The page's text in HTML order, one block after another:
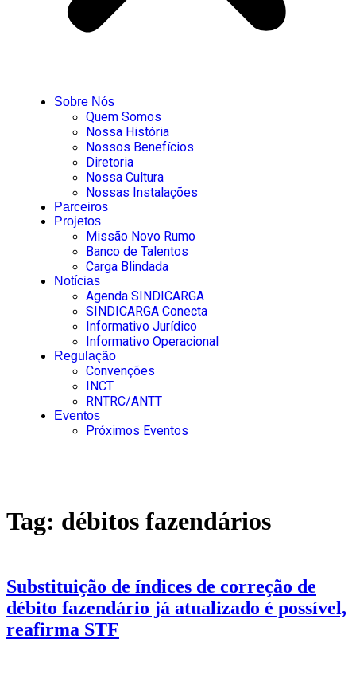
Sobre Nós
Quem Somos
Nossa História
Nossos Benefícios
Diretoria
Nossa Cultura
Nossas Instalações
Parceiros
Projetos
Missão Novo Rumo
Banco de Talentos
Carga Blindada
Notícias
Agenda SINDICARGA
SINDICARGA Conecta
Informativo Jurídico
Informativo Operacional
Regulação
Convenções
INCT
RNTRC/ANTT
Eventos
Próximos Eventos
Tag: débitos fazendários
Substituição de índices de correção de
débito fazendário já atualizado é possível,
reafirma STF